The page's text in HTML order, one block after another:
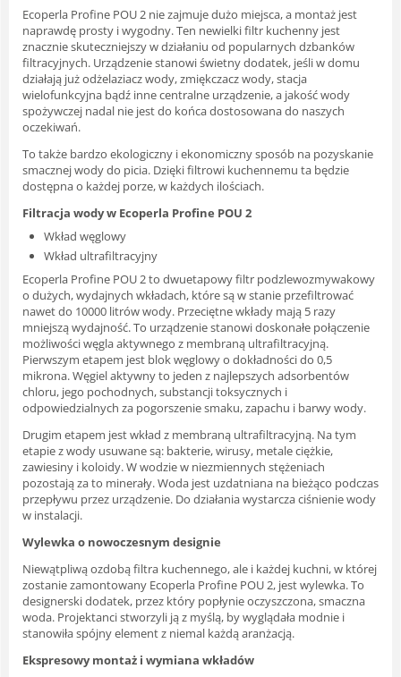
Ecoperla Profine POU 2 nie zajmuje dużo miejsca, a montaż jest
naprawdę prosty i wygodny. Ten newielki filtr kuchenny jest
znacznie skuteczniejszy w działaniu od popularnych dzbanków
filtracyjnych. Urządzenie stanowi świetny dodatek, jeśli w domu
działają już odżelaziacz wody, zmiękczacz wody, stacja
wielofunkcyjna bądź inne centralne urządzenie, a jakość wody
spożywczej nadal nie jest do końca dostosowana do naszych
oczekiwań.
To także bardzo ekologiczny i ekonomiczny sposób na pozyskanie
smacznej wody do picia. Dzięki filtrowi kuchennemu ta będzie
dostępna o każdej porze, w każdych ilościach.
Filtracja wody w Ecoperla Profine POU 2
Wkład węglowy
Wkład ultrafiltracyjny
Ecoperla Profine POU 2 to dwuetapowy filtr podzlewozmywakowy
o dużych, wydajnych wkładach, które są w stanie przefiltrować
nawet do 10000 litrów wody. Przeciętne wkłady mają 5 razy
mniejszą wydajność. To urządzenie stanowi doskonałe połączenie
możliwości węgla aktywnego z membraną ultrafiltracyjną.
Pierwszym etapem jest blok węglowy o dokładności do 0,5
mikrona. Węgiel aktywny to jeden z najlepszych adsorbentów
chloru, jego pochodnych, substancji toksycznych i
odpowiedzialnych za pogorszenie smaku, zapachu i barwy wody.
Drugim etapem jest wkład z membraną ultrafiltracyjną. Na tym
etapie z wody usuwane są: bakterie, wirusy, metale ciężkie,
zawiesiny i koloidy. W wodzie w niezmiennych stężeniach
pozostają za to minerały. Woda jest uzdatniana na bieżąco podczas
przepływu przez urządzenie. Do działania wystarcza ciśnienie wody
w instalacji.
Wylewka o nowoczesnym designie
Niewątpliwą ozdobą filtra kuchennego, ale i każdej kuchni, w której
zostanie zamontowany Ecoperla Profine POU 2, jest wylewka. To
designerski dodatek, przez który popłynie oczyszczona, smaczna
woda. Projektanci stworzyli ją z myślą, by wyglądała modnie i
stanowiła spójny element z niemal każdą aranżacją.
Ekspresowy montaż i wymiana wkładów